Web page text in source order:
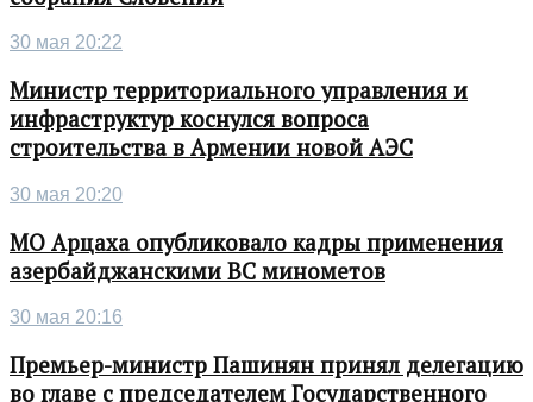
30 мая 20:22
Министр территориального управления и
инфраструктур коснулся вопроса
строительства в Армении новой АЭС
30 мая 20:20
МО Арцаха опубликовало кадры применения
азербайджанскими ВС минометов
30 мая 20:16
Премьер-министр Пашинян принял делегацию
во главе с председателем Государственного